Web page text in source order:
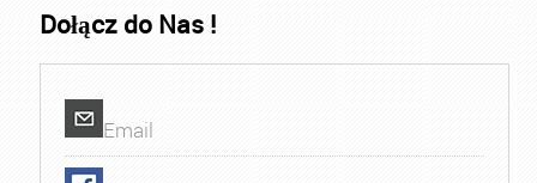
Dołącz do Nas !
Email